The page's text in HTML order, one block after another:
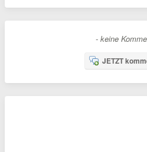
- keine
JETZT